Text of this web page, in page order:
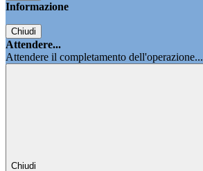
Informazione
Chiudi
Attendere...
Attendere il completamento dell'operazione...
Chiudi